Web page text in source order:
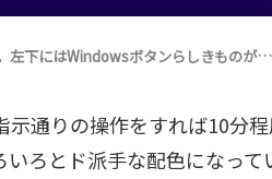
左下にはWindowsボタンらしきものが…
通りの操作をすれば10分
ろとド派手な配色になって